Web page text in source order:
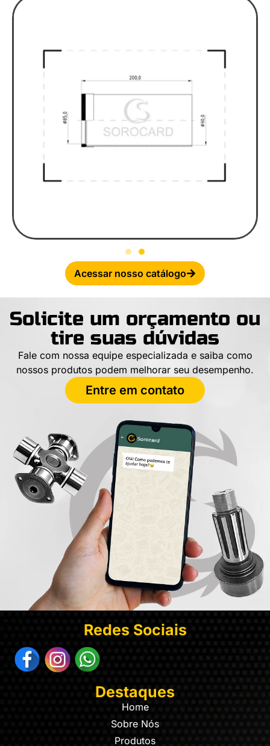
Acessar nosso catálogo
Solicite um orçamento ou
tire suas dúvidas
Fale com nossa equipe especializada e saiba como
nossos produtos podem melhorar seu desempenho.
Entre em contato
Redes Sociais
Destaques
Home
Sobre Nós
Produtos